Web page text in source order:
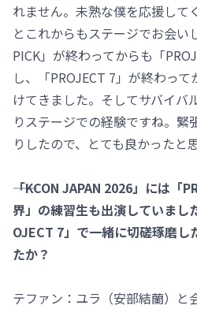
れません。未熟な僕を応援して
とこれからもステージでお会い
PICK」が終わってからも「
し、「PROJECT 7」が終わっ
けてきました。そしてサバイバ
りステージでの経験ですね。緊
りしたので、とても良かったと
――「KCON JAPAN 2026」には「
界」の練習生も出演していまし
OJECT 7」で一緒に切磋琢磨し
たか？
テファン：ユラ（安部結蘭）と